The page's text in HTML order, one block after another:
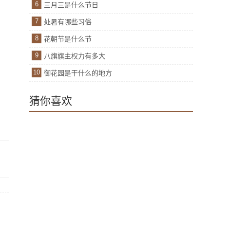
6 三月三是什么节日
7 处暑有哪些习俗
8 花朝节是什么节
9 八旗旗主权力有多大
10 御花园是干什么的地方
猜你喜欢